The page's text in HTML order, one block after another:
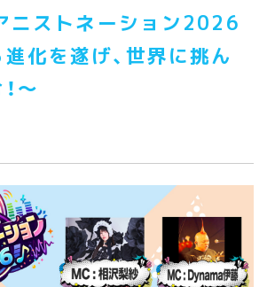
ニストネーション2026
化を遂げ、世界に挑ん
～